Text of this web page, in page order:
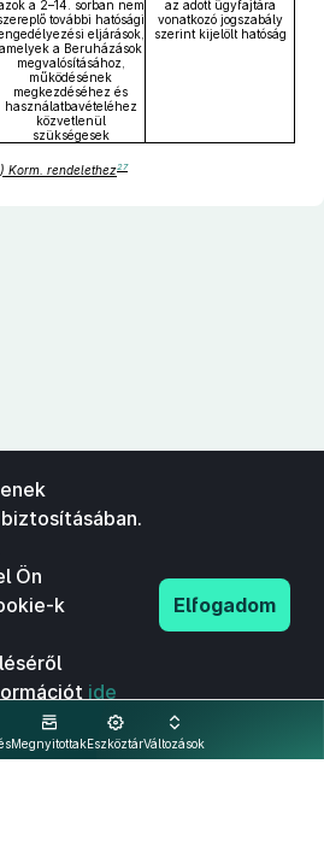
a 2–14. sorban nem
további hatósági
eljárások,
amelyek a Beruházások
megvalósításához,
működésének
megkezdéséhez és
használatbavételéhez
közvetlenül
szükségesek
az adott ügyfajtára
vonatkozó jogszabály
szerint kijelölt hatóság
Korm. rendelethez27
MegnyitottakEszköztárVáltozások
Ön
k
ide
Elfogadom